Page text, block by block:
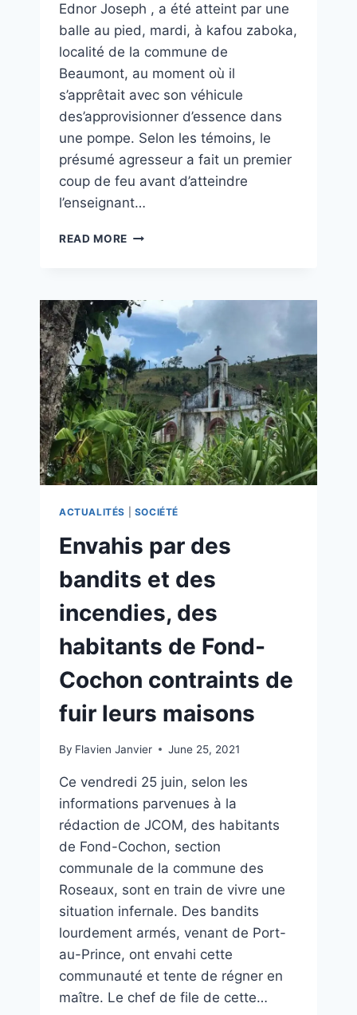
Ednor Joseph , a été atteint par une
balle au pied, mardi, à kafou zaboka,
localité de la commune de
Beaumont, au moment où il
s’apprêtait avec son véhicule
des’approvisionner d’essence dans
une pompe. Selon les témoins, le
présumé agresseur a fait un premier
coup de feu avant d’atteindre
l’enseignant…
READ MORE
ACTUALITÉS SOCIÉTÉ
Envahis par des
bandits et des
incendies, des
habitants de Fond-
Cochon contraints de
fuir leurs maisons
By Flavien Janvier June 25, 2021
Ce vendredi 25 juin, selon les
informations parvenues à la
rédaction de JCOM, des habitants
de Fond-Cochon, section
communale de la commune des
Roseaux, sont en train de vivre une
situation infernale. Des bandits
lourdement armés, venant de Port-
au-Prince, ont envahi cette
communauté et tente de régner en
maître. Le chef de file de cette…